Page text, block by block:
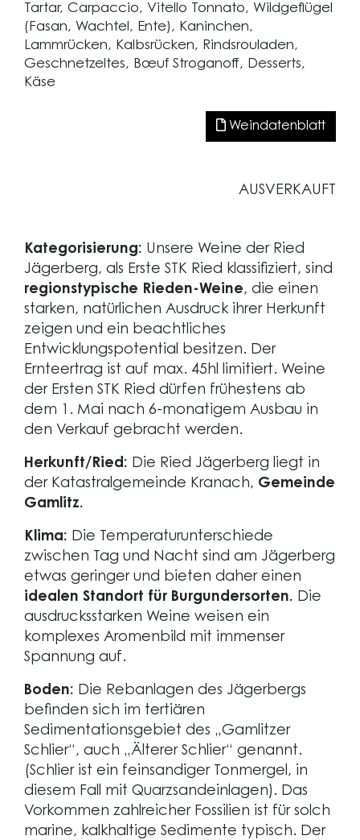
Tartar, Carpaccio, Vitello Tonnato, Wildgeflügel
(Fasan, Wachtel, Ente), Kaninchen,
Lammrücken, Kalbsrücken, Rindsrouladen,
Geschnetzeltes, Bœuf Stroganoff, Desserts,
Käse
Weindatenblatt
AUSVERKAUFT
Kategorisierung: Unsere Weine der Ried
Jägerberg, als Erste STK Ried klassifiziert, sind
regionstypische Rieden-Weine, die einen
starken, natürlichen Ausdruck ihrer Herkunft
zeigen und ein beachtliches
Entwicklungspotential besitzen. Der
Ernteertrag ist auf max. 45hl limitiert. Weine
der Ersten STK Ried dürfen frühestens ab
dem 1. Mai nach 6-monatigem Ausbau in
den Verkauf gebracht werden.
Herkunft/Ried: Die Ried Jägerberg liegt in
der Katastralgemeinde Kranach, Gemeinde
Gamlitz.
Klima: Die Temperaturunterschiede
zwischen Tag und Nacht sind am Jägerberg
etwas geringer und bieten daher einen
idealen Standort für Burgundersorten. Die
ausdrucksstarken Weine weisen ein
komplexes Aromenbild mit immenser
Spannung auf.
Boden: Die Rebanlagen des Jägerbergs
befinden sich im tertiären
Sedimentationsgebiet des „Gamlitzer
Schlier“, auch „Älterer Schlier“ genannt.
(Schlier ist ein feinsandiger Tonmergel, in
diesem Fall mit Quarzsandeinlagen). Das
Vorkommen zahlreicher Fossilien ist für solch
marine, kalkhaltige Sedimente typisch. Der